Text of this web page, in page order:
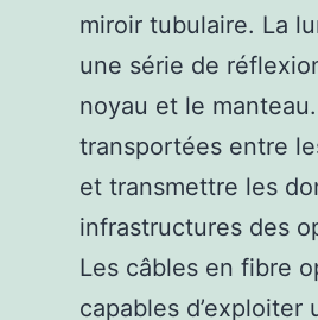
miroir tubulaire. La
une série de
noyau et le
transportées entre
et transmettre les
infrastructures des
Les câbles en fibre
capables